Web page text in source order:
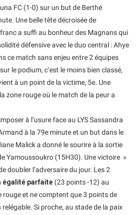
FC (1-0) sur un but de Berthé
Une belle tête décroisée de
a suffi au bonheur des Magnans qui
défensive avec le duo central : Ahye
ce match sans enjeu entre 2 équipes
le podium, c’est le moins bien classé,
à un point de la victime, 5e. Une
zone rouge où le match de la peur a
à l’usure face au LYS Sassandra
à la 79e minute et un but dans le
Malick a donné le sourire à la sortie
Yamoussoukro (15H30). Une victoire »
doubler l’adversaire du jour. Les 2
égalité parfaite (23 points -12) au
rouge et ne comptent que 3 points de
Si proche, au stade de la paix